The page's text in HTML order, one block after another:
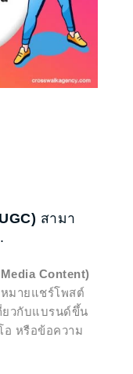
สามา
Content)
มายแชร์โพสต์
ยวกับแบรนด์ขึ้น
อ หรือข้อความ